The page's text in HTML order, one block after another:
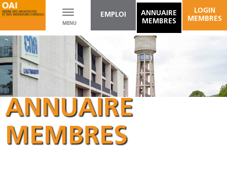
Toggle
navigation
MENU
EMPLOI
ANNUAIRE
MEMBRES
LOGIN
MEMBRES
ANNUAIRE
MEMBRES